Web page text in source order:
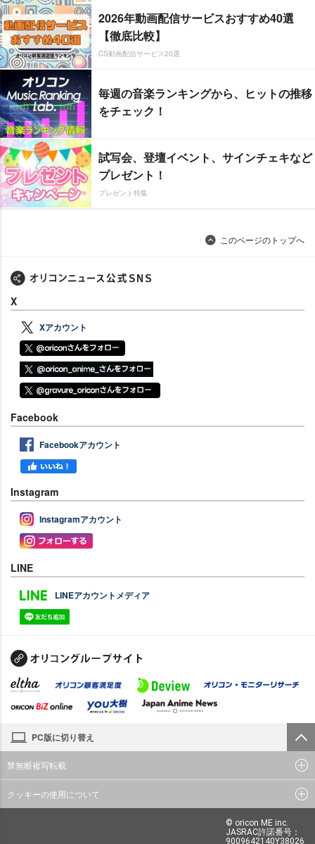
2026年動画配信サービスおすすめ40選
【徹底比較】
CS動画配信サービス20選
毎週の音楽ランキングから、ヒットの推移
をチェック！
試写会、登壇イベント、サインチェキなど
プレゼント！
プレゼント特集
このページのトップへ
X
Xアカウント
Facebook
Facebookアカウント
Instagram
Instagramアカウント
LINE
LINEアカウントメディア
PC版に切り替え
禁無断複写転載
クッキーの使用について
© oricon ME inc.
JASRAC許諾番号：
9009642140Y38026